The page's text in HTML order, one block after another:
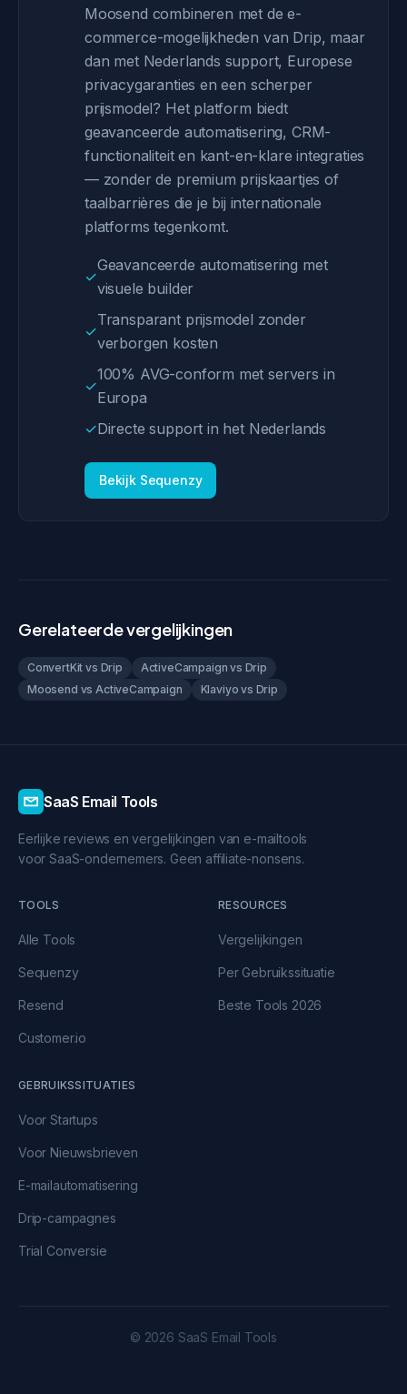
Moosend combineren met de e-
commerce-mogelijkheden van Drip, maar
dan met Nederlands support, Europese
privacygaranties en een scherper
prijsmodel? Het platform biedt
geavanceerde automatisering, CRM-
functionaliteit en kant-en-klare integraties
— zonder de premium prijskaartjes of
taalbarrières die je bij internationale
platforms tegenkomt.
✓
Geavanceerde automatisering met
visuele builder
✓
Transparant prijsmodel zonder
verborgen kosten
✓
100% AVG-conform met servers in
Europa
✓Directe support in het Nederlands
Bekijk Sequenzy
Gerelateerde vergelijkingen
ConvertKit vs Drip
ActiveCampaign vs Drip
Moosend vs ActiveCampaign
Klaviyo vs Drip
SaaS Email Tools
Eerlijke reviews en vergelijkingen van e-mailtools
voor SaaS-ondernemers. Geen affiliate-nonsens.
TOOLS
Alle Tools
Sequenzy
Resend
Customer.io
RESOURCES
Vergelijkingen
Per Gebruikssituatie
Beste Tools 2026
GEBRUIKSSITUATIES
Voor Startups
Voor Nieuwsbrieven
E-mailautomatisering
Drip-campagnes
Trial Conversie
© 2026 SaaS Email Tools